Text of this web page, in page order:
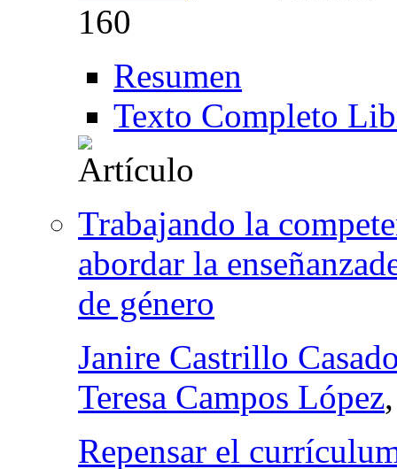
160
Resumen
Texto Completo
Trabajando la
abordar la
de género
Janire Castrillo
Teresa Campos López
Repensar el